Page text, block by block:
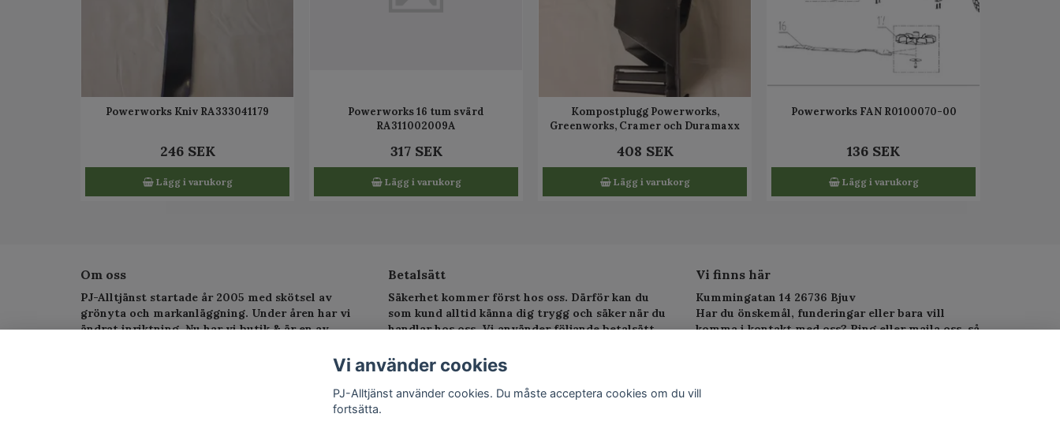
Powerworks Kniv RA333041179
246 SEK
Lägg i varukorg
Powerworks 16 tum svärd
RA311002009A
317 SEK
Lägg i varukorg
Kompostplugg Powerworks,
Greenworks, Cramer och Duramaxx
408 SEK
Lägg i varukorg
Powerworks FAN R0100070-00
136 SEK
Lägg i varukorg
Om oss
PJ-Alltjänst startade år 2005 med skötsel av
grönyta och markanläggning. Under åren har vi
ändrat inriktning. Nu har vi butik & är en av
Betalsätt
Säkerhet kommer först hos oss. Därför kan du
som kund alltid känna dig trygg och säker när du
handlar hos oss. Vi använder följande betalsätt.
Vi finns här
Kummingatan 14 26736 Bjuv
Har du önskemål, funderingar eller bara vill
komma i kontakt med oss? Ring eller maila oss, så
Vi använder cookies
PJ-Alltjänst använder cookies. Du måste acceptera cookies om du vill
fortsätta.